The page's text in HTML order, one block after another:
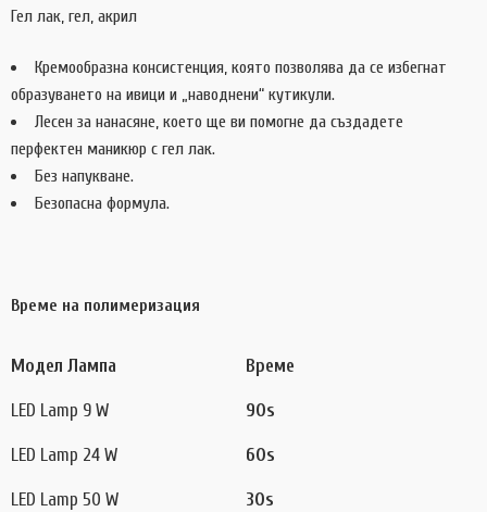
Гел лак, гел, акрил
Кремообразна консистенция, която позволява да се избегнат
образуването на ивици и „наводнени“ кутикули.
Лесен за нанасяне, което ще ви помогне да създадете
перфектен маникюр с гел лак.
Без напукване.
Безопасна формула.
Време на полимеризация
Модел Лампа Време
LED Lamp 9 W 90s
LED Lamp 24 W 60s
LED Lamp 50 W 30s